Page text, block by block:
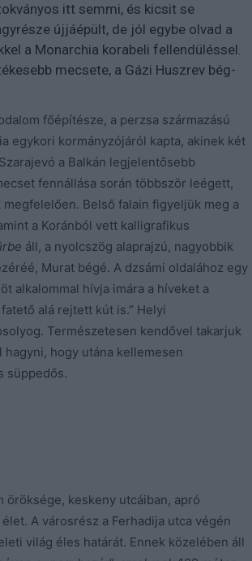
itt semmi, és kicsit se
újjáépült, de jól egybe olvad a
a Monarchia korabeli fellendüléssel.
mecsete, a Gázi Huszrev bég-
főépítésze, a perzsa származású
egykori kormányzójáról kapta, akinek két
a Balkán legjelentősebb
fennállása során többször leégett,
Belső falain figyeljük meg a
a Koránból vett kalligrafikus
áll, a nyolcszög alaprajzú, nagyobbik
Murat bégé. A dzsámi oldalához egy
alkalommal hívja imára a híveket a
alá rejtett kút is.” Helyi
Természetesen kendővel takarjuk
hogy utána kellemesen
süppedős.
keskeny utcáiban, apró
A városrész a Ferhadija utca végén
világ éles határát. Ennek közelében áll